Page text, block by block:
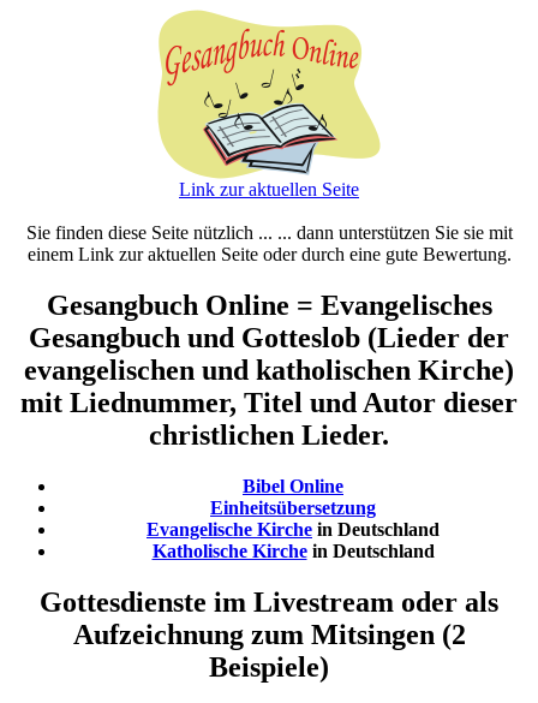
Link zur aktuellen Seite
Sie finden diese Seite nützlich ... ... dann unterstützen Sie sie mit
einem Link zur aktuellen Seite oder durch eine gute Bewertung.
Gesangbuch Online = Evangelisches
Gesangbuch und Gotteslob (Lieder der
evangelischen und katholischen Kirche)
mit Liednummer, Titel und Autor dieser
christlichen Lieder.
Bibel Online
Einheitsübersetzung
Evangelische Kirche in Deutschland
Katholische Kirchein Deutschland
Gottesdienste im Livestream oder als
Aufzeichnung zum Mitsingen (2
Beispiele)